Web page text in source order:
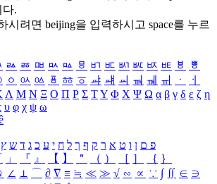
다.
시려면 beijing을 입력하시고 space를 누르
ㅬ ㅭ ㅮ ㅯ ㅰ ㅱ ㅲ ㅳ ㅴ ㅵ ㅶ ㅷ ㅸ
ㅹ
ㆁ ㆂ ㆃ ㆄ ㆅ ㆆ ㆇ ㆈ ㆉ ㆊ ㆋ ㆌ ㆍ
ㆎ
Λ Μ Ν Ξ Ο Π Ρ Σ ΤΥ Φ Χ Ψ Ω α β γ δ ε ζ η
υ φ χ ψ ω
פ ם ן ו ט א ר ק ף ך ל ח י ע כ ג ד ש ץ
」 『 』 【 】 ＂ （ ） ［ ］ ｛ ｝
∠ ⊥ ⌒ ∂ ∇ ≡ ≒ ≪ ≫ √ ∽ ∝ ∵ ∫ ∬ ∈ ∋